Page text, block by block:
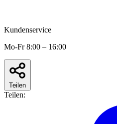
Kundenservice
Mo-Fr 8:00 – 16:00
Teilen
Teilen: